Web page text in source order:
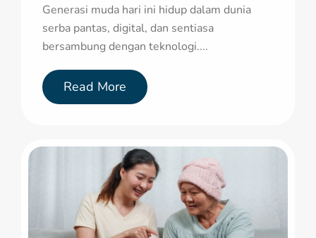
Generasi muda hari ini hidup dalam dunia
serba pantas, digital, dan sentiasa
bersambung dengan teknologi....
Read More